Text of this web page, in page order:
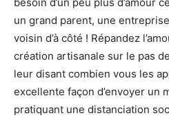
un grand parent, une
voisin d’à côté ! Répandez
création artisanale sur le pas
leur disant combien vous les
excellente façon d’envoyer un
pratiquant une distanciation